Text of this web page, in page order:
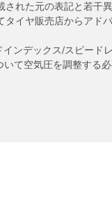
された元の表記と若干
タイヤ販売店からアド
ンデックス/スピード
て空気圧を調整する